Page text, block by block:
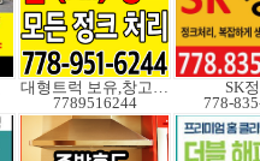
대형트럭 보유,창고보관
7789516244
SK
778-